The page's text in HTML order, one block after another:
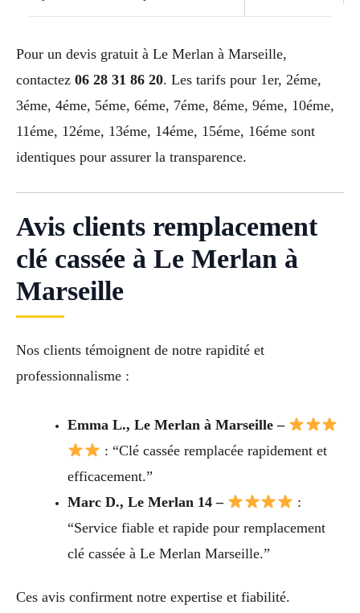
Pour un devis gratuit à Le Merlan à Marseille,
contactez 06 28 31 86 20. Les tarifs pour 1er, 2éme,
3éme, 4éme, 5éme, 6éme, 7éme, 8éme, 9éme, 10éme,
11éme, 12éme, 13éme, 14éme, 15éme, 16éme sont
identiques pour assurer la transparence.
Avis clients remplacement
clé cassée à Le Merlan à
Marseille
Nos clients témoignent de notre rapidité et
professionnalisme :
Emma L., Le Merlan à Marseille –
: “Clé cassée remplacée rapidement et
efficacement.”
Marc D., Le Merlan 14 –
:
“Service fiable et rapide pour remplacement
clé cassée à Le Merlan Marseille.”
Ces avis confirment notre expertise et fiabilité.